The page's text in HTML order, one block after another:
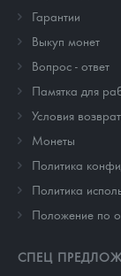
Гарантии
Выкуп монет
Вопрос - ответ
Памятка для
Условия
Монеты
Политика
Политика
Положение по
СПЕЦ